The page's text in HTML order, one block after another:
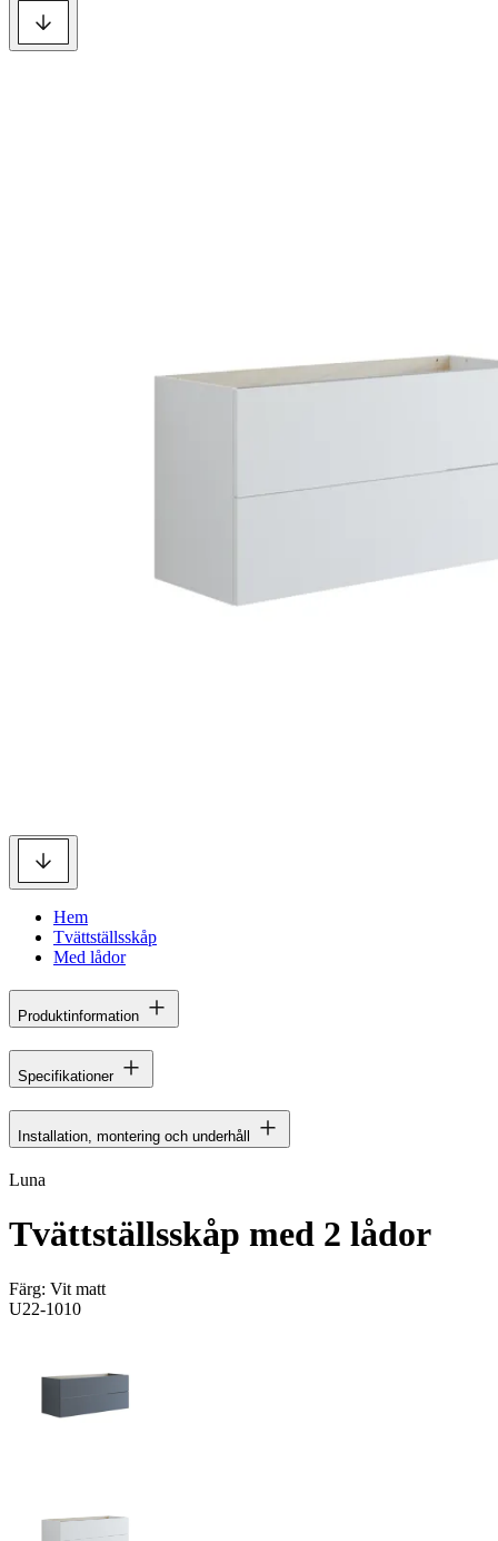
Hem
Tvättställsskåp
Med lådor
Produktinformation
Specifikationer
Installation, montering och underhåll
Luna
Tvättställsskåp med 2 lådor
Färg: Vit matt
U22-1010